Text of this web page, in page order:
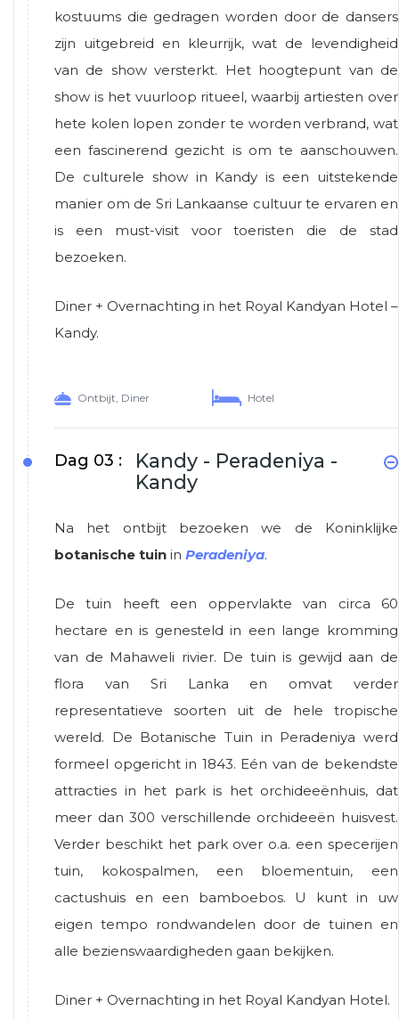
kostuums die gedragen worden door de dansers
zijn uitgebreid en kleurrijk, wat de levendigheid
van de show versterkt. Het hoogtepunt van de
show is het vuurloop ritueel, waarbij artiesten over
hete kolen lopen zonder te worden verbrand, wat
een fascinerend gezicht is om te aanschouwen.
De culturele show in Kandy is een uitstekende
manier om de Sri Lankaanse cultuur te ervaren en
is een must-visit voor toeristen die de stad
bezoeken.
Diner + Overnachting in het Royal Kandyan Hotel –
Kandy.
Ontbijt, Diner Hotel
Dag 03 :
Kandy - Peradeniya -
Kandy
Na het ontbijt bezoeken we de Koninklijke
botanische tuin in Peradeniya.
De tuin heeft een oppervlakte van circa 60
hectare en is genesteld in een lange kromming
van de Mahaweli rivier. De tuin is gewijd aan de
flora van Sri Lanka en omvat verder
representatieve soorten uit de hele tropische
wereld. De Botanische Tuin in Peradeniya werd
formeel opgericht in 1843. Eén van de bekendste
attracties in het park is het orchideeënhuis, dat
meer dan 300 verschillende orchideeën huisvest.
Verder beschikt het park over o.a. een specerijen
tuin, kokospalmen, een bloementuin, een
cactushuis en een bamboebos. U kunt in uw
eigen tempo rondwandelen door de tuinen en
alle bezienswaardigheden gaan bekijken.
Diner + Overnachting in het Royal Kandyan Hotel.